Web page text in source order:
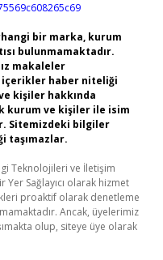
bir marka, kurum
bulunmamaktadır.
makaleler
içerikler haber niteliği
kişiler hakkında
kurum ve kişiler ile isim
Sitemizdeki bilgiler
taşımazlar.
Teknolojileri ve İletişim
Yer Sağlayıcı olarak hizmet
proaktif olarak denetleme
Ancak, üyelerimiz
olup, siteye üye olarak